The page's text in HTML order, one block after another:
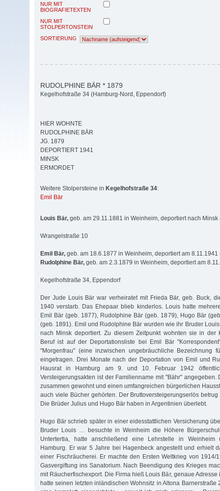
NUR MIT
BIOGRAFIETEXTEN
NUR MIT
STOLPERTONSTEIN
SORTIERUNG
RUDOLPHINE BÄR * 1879
Kegelhofstraße 34 (Hamburg-Nord, Eppendorf)
HIER WOHNTE
RUDOLPHINE BÄR
JG. 1879
DEPORTIERT 1941
MINSK
ERMORDET
Weitere Stolpersteine in Kegelhofstraße 34:
Emil Bär
Louis Bär, geb. am 29.11.1881 in Weinheim, deportiert nach Minsk
Wrangelstraße 10
Emil Bär, geb. am 18.6.1877 in Weinheim, deportiert am 8.11.1941
Rudolphine Bär, geb. am 2.3.1879 in Weinheim, deportiert am
Kegelhofstraße 34, Eppendorf
Der Jude Louis Bär war verheiratet mit Frieda Bär, geb. Buck,
1940 ver­starb. Das Ehepaar blieb kinderlos. Louis hatte
Emil Bär (geb. 1877), Rudolphine Bär (geb. 1879), Hugo Bär
(geb. 1891). Emil und Rudolphine Bär wurden wie ihr Bruder
nach Minsk deportiert. Zu diesem Zeitpunkt wohnten sie in der
Beruf ist auf der Deportationsliste bei Emil Bär
"Morgenfrau" (eine inzwischen ungebräuchliche Bezeichnung
eingetragen. Drei Monate nach der Deportation von Emil und
Hausrat in Hamburg am 9. und 10. Februar 1942
Versteigerungsakten ist der Familienname mit "Bähr" angegeben.
zusammen gewohnt und einen umfangreichen bürgerlichen
auch viele Bücher gehörten. Der Bruttoversteigerungserlös
Die Brüder Julius und Hugo Bär haben in Argentinien überlebt.
Hugo Bär schrieb später in einer eidesstattlichen Versicherung
Bruder Louis … besuchte in Weinheim die Höhere
Untertertia, hatte anschließend eine Lehrstelle in
Hamburg. Er war 5 Jahre bei Hagenbeck angestellt und erhielt
einer Fischräucherei. Er machte den Ersten Weltkrieg von 1914/
Gasvergiftung ins Sanatorium. Nach Beendigung des Krieges
mit Räucherfischexport. Die Firma hieß Louis Bär, genaue Adresse
hatte seinen letzten inländischen Wohnsitz in Altona